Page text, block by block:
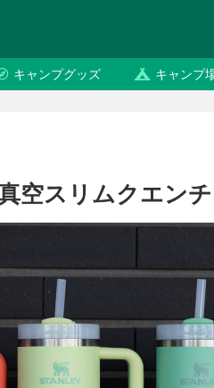
キャンプグッズ キャンプ
空スリムクエン